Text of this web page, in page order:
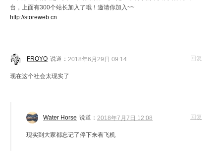
台，上面有300个站长加入了哦！邀请你加入~~
http://storeweb.cn
FROYO 说道： 2018年6月29日 09:14
现在这个社会太现实了
回复
Water Horse 说道： 2018年7月7日 12:08
现实到大家都忘记了停下来看飞机
回复